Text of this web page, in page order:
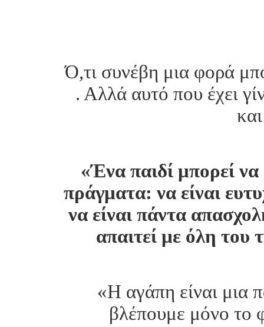
Ό,τι συνέβη μια φορά
. Αλλά αυτό που έχει
«Ένα παιδί μπορεί να
πράγματα: να είναι
να είναι πάντα
απαιτεί με όλη του
«Η αγάπη είναι μια
βλέπουμε μόνο το